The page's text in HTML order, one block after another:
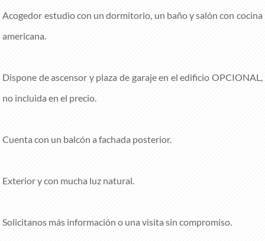
Acogedor estudio con un dormitorio, un baño y salón con cocina
americana.
Dispone de ascensor y plaza de garaje en el edificio OPCIONAL,
no incluida en el precio.
Cuenta con un balcón a fachada posterior.
Exterior y con mucha luz natural.
Solicitanos más información o una visita sin compromiso.